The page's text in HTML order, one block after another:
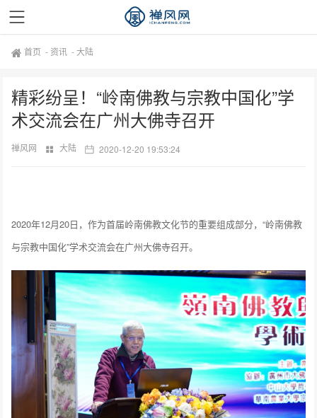
首页 - 资讯 -大陆
精彩纷呈！“岭南佛教与宗教中国化”学
术交流会在广州大佛寺召开
禅风网 大陆 2020-12-20 19:53:24
2020年12月20日，作为首届岭南佛教文化节的重要组成部分，“岭南佛教
与宗教中国化”学术交流会在广州大佛寺召开。